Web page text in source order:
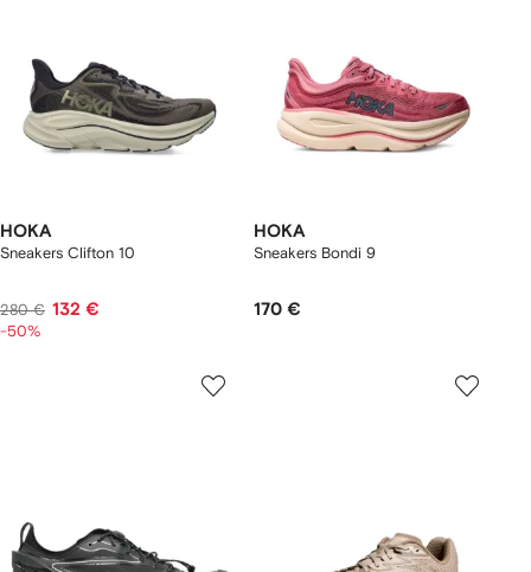
HOKA
Sneakers Clifton 10
280 € 132 €
-50%
HOKA
Sneakers Bondi 9
170 €